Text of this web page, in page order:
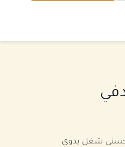
شغل يدوي